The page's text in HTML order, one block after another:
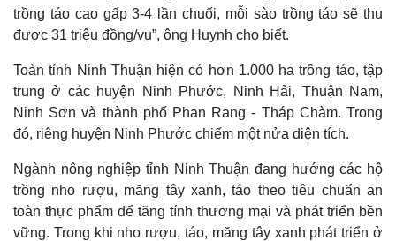
trồng táo cao gấp 3-4 lần chuối, mỗi sào trồng táo sẽ thu
được 31 triệu đồng/vụ”, ông Huynh cho biết.
Toàn tỉnh Ninh Thuận hiện có hơn 1.000 ha trồng táo, tập
trung ở các huyện Ninh Phước, Ninh Hải, Thuận Nam,
Ninh Sơn và thành phố Phan Rang - Tháp Chàm. Trong
đó, riêng huyện Ninh Phước chiếm một nửa diện tích.
Ngành nông nghiệp tỉnh Ninh Thuận đang hướng các hộ
trồng nho rượu, măng tây xanh, táo theo tiêu chuẩn an
toàn thực phẩm để tăng tính thương mại và phát triển bền
vững. Trong khi nho rượu, táo, măng tây xanh phát triển ở